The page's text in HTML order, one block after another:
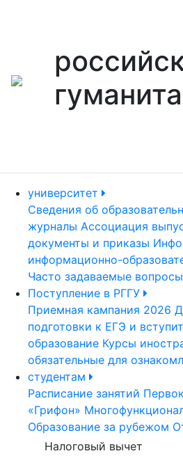
университет
Сведения об
журналы Ассоциация
документы и приказы
информационно-
Часто задаваемые вопросы
Поступление в РГГУ
Приемная кампания 2026
подготовки к ЕГЭ и
образование Курсы
обязательные для
студентам
Расписание занятий
«Грифон»
Образование за рубежом
Налоговый вычет